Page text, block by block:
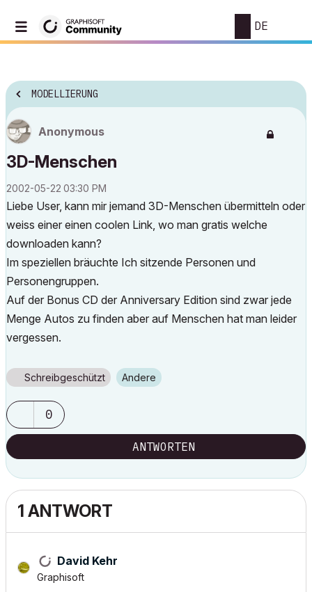
DE
MODELLIERUNG
Anonymous
3D-Menschen
‎2002-05-22 03:30 PM
Liebe User, kann mir jemand 3D-Menschen übermitteln oder
weiss einer einen coolen Link, wo man gratis welche
downloaden kann?
Im speziellen bräuchte Ich sitzende Personen und
Personengruppen.
Auf der Bonus CD der Anniversary Edition sind zwar jede
Menge Autos zu finden aber auf Menschen hat man leider
vergessen.
Schreibgeschützt Andere
0
ANTWORTEN
1 ANTWORT
David Kehr
Graphisoft